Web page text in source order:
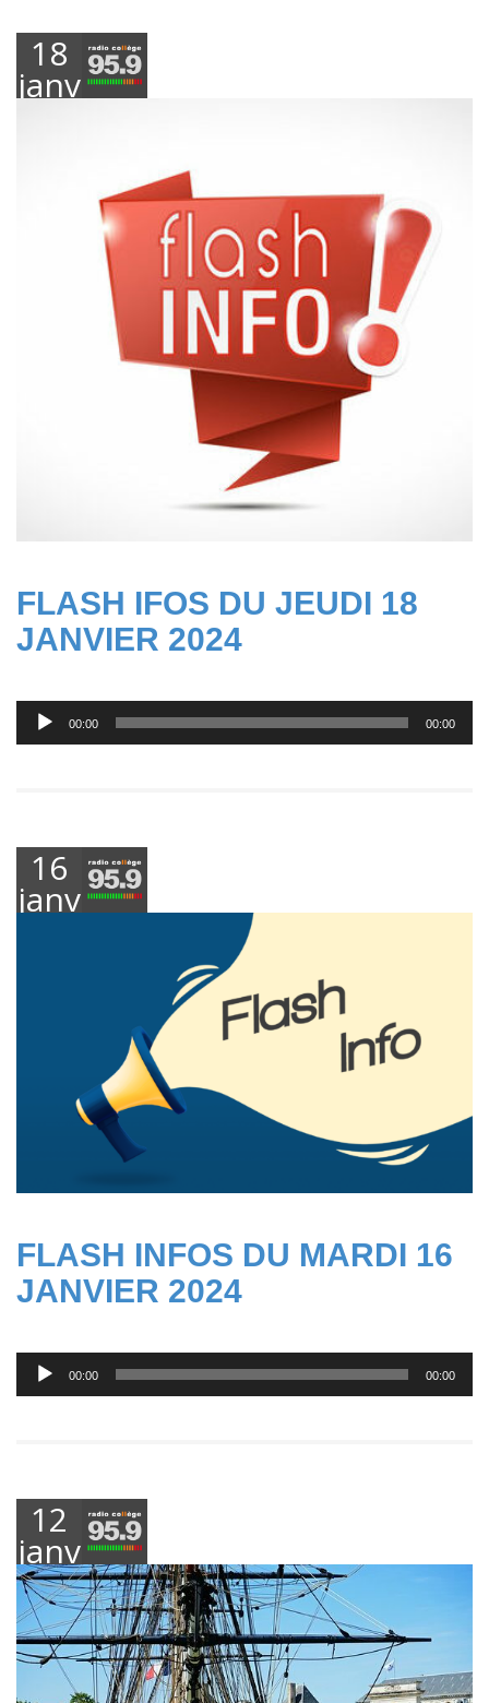
18
janvier
FLASH IFOS DU JEUDI 18
JANVIER 2024
Lecteur
audio
00:00 00:00
16
janvier
FLASH INFOS DU MARDI 16
JANVIER 2024
Lecteur
audio
00:00 00:00
12
janvier
2024